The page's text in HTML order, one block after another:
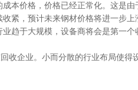
本价格，价格已经正常化。这是由
紧，预计未来钢材价格将进一步
趋于大规模，设备商将会是第一个
收企业。小而分散的行业布局使得